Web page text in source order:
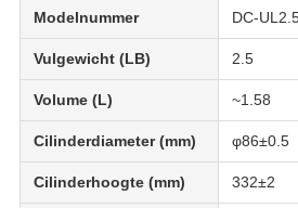
Modelnummer DC-
Vulgewicht (LB) 2.5
Volume (L) ~1.58
Cilinderdiameter (mm) φ86±0.5
Cilinderhoogte (mm) 332±2